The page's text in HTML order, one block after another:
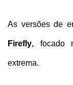
As versões de
Firefly, focado
extrema.